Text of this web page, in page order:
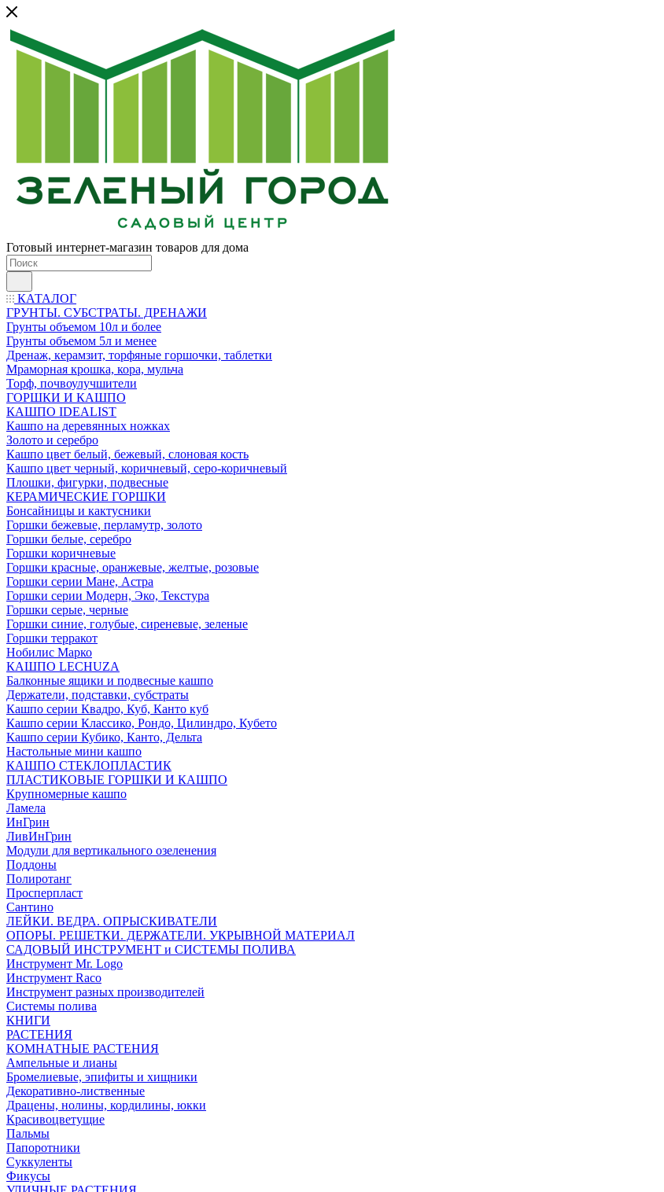
Готовый интернет-магазин товаров для дома
КАТАЛОГ
ГРУНТЫ. СУБСТРАТЫ. ДРЕНАЖИ
Грунты объемом 10л и более
Грунты объемом 5л и менее
Дренаж, керамзит, торфяные горшочки, таблетки
Мраморная крошка, кора, мульча
Торф, почвоулучшители
ГОРШКИ И КАШПО
КАШПО IDEALIST
Кашпо на деревянных ножках
Золото и серебро
Кашпо цвет белый, бежевый, слоновая кость
Кашпо цвет черный, коричневый, серо-коричневый
Плошки, фигурки, подвесные
КЕРАМИЧЕСКИЕ ГОРШКИ
Бонсайницы и кактусники
Горшки бежевые, перламутр, золото
Горшки белые, серебро
Горшки коричневые
Горшки красные, оранжевые, желтые, розовые
Горшки серии Мане, Астра
Горшки серии Модерн, Эко, Текстура
Горшки серые, черные
Горшки синие, голубые, сиреневые, зеленые
Горшки терракот
Нобилис Марко
КАШПО LECHUZA
Балконные ящики и подвесные кашпо
Держатели, подставки, субстраты
Кашпо серии Квадро, Куб, Канто куб
Кашпо серии Классико, Рондо, Цилиндро, Кубето
Кашпо серии Кубико, Канто, Дельта
Настольные мини кашпо
КАШПО СТЕКЛОПЛАСТИК
ПЛАСТИКОВЫЕ ГОРШКИ И КАШПО
Крупномерные кашпо
Ламела
ИнГрин
ЛивИнГрин
Модули для вертикального озеленения
Поддоны
Полиротанг
Просперпласт
Сантино
ЛЕЙКИ. ВЕДРА. ОПРЫСКИВАТЕЛИ
ОПОРЫ. РЕШЕТКИ. ДЕРЖАТЕЛИ. УКРЫВНОЙ МАТЕРИАЛ
САДОВЫЙ ИНСТРУМЕНТ и СИСТЕМЫ ПОЛИВА
Инструмент Mr. Logo
Инструмент Raco
Инструмент разных производителей
Системы полива
КНИГИ
РАСТЕНИЯ
КОМНАТНЫЕ РАСТЕНИЯ
Ампельные и лианы
Бромелиевые, эпифиты и хищники
Декоративно-лиственные
Драцены, нолины, кордилины, юкки
Красивоцветущие
Пальмы
Папоротники
Суккуленты
Фикусы